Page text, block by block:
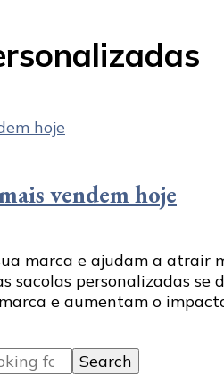
vendem hoje
marca e ajudam a
sacolas personalizadas
e aumentam o